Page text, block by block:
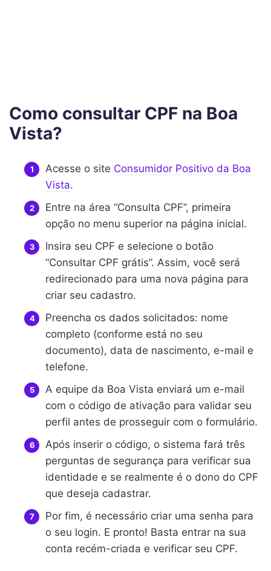
Como consultar CPF na Boa
Vista?
Acesse o site Consumidor Positivo da Boa
Vista.
Entre na área “Consulta CPF”, primeira
opção no menu superior na página inicial.
Insira seu CPF e selecione o botão
“Consultar CPF grátis”. Assim, você será
redirecionado para uma nova página para
criar seu cadastro.
Preencha os dados solicitados: nome
completo (conforme está no seu
documento), data de nascimento, e-mail e
telefone.
A equipe da Boa Vista enviará um e-mail
com o código de ativação para validar seu
perfil antes de prosseguir com o formulário.
Após inserir o código, o sistema fará três
perguntas de segurança para verificar sua
identidade e se realmente é o dono do CPF
que deseja cadastrar.
Por fim, é necessário criar uma senha para
o seu login. E pronto! Basta entrar na sua
conta recém-criada e verificar seu CPF.